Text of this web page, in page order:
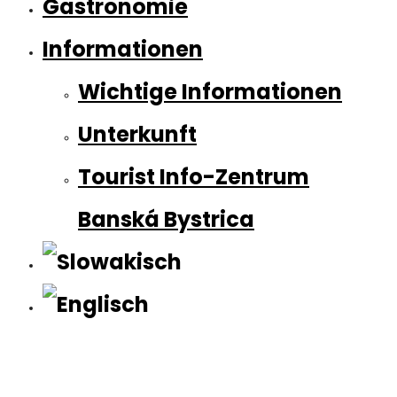
Gastronomie
Informationen
Wichtige Informationen
Unterkunft
Tourist Info-Zentrum
Banská Bystrica